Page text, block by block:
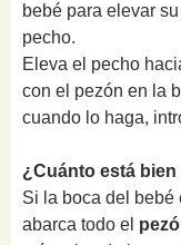
bebé para elevar
pecho.
Eleva el pecho
con el pezón en la
cuando lo haga,
¿Cuánto está
Si la boca del bebé
abarca todo el